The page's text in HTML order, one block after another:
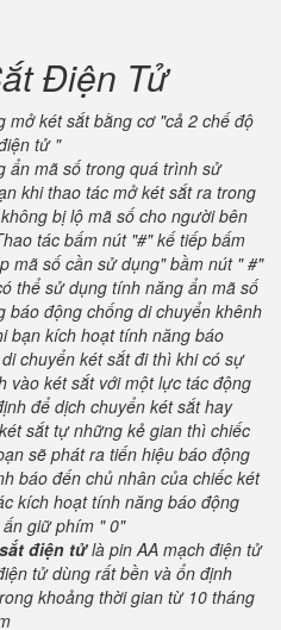
Điện Tử
mở két sắt bằng cơ "cả 2 chế độ
tử "
ẩn mã số trong quá trình sử
khi thao tác mở két sắt ra trong
bị lộ mã số cho người bên
tác bấm nút "#" kế tiếp bấm
mã số cần sử dụng" bầm nút " #"
thể sử dụng tính năng ẩn mã số
báo động chống di chuyển khênh
bạn kích hoạt tính năng báo
chuyển két sắt đi thì khi có sự
vào két sắt với một lực tác động
để dịch chuyển két sắt hay
sắt tự những kẻ gian thì chiếc
sẽ phát ra tiến hiệu báo động
báo đến chủ nhân của chiếc két
kích hoạt tính năng báo động
giữ phím " 0"
điện tửlà pin AA mạch điện tử
tử dùng rất bền và ổn định
khoảng thời gian từ 10 tháng